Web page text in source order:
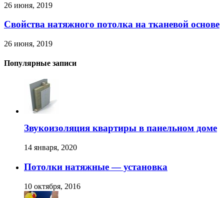
26 июня, 2019
Свойства натяжного потолка на тканевой основе
26 июня, 2019
Популярные записи
Звукоизоляция квартиры в панельном доме
14 января, 2020
Потолки натяжные — установка
10 октября, 2016